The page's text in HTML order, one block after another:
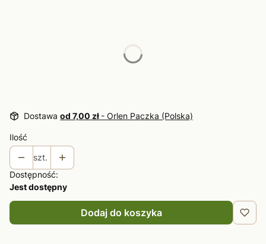
Dostawa od 7,00 zł - Orlen Paczka (Polska)
Ilość
szt.
Dostępność:
Jest dostępny
Dodaj do koszyka